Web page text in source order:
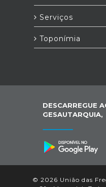
Serviços
Toponímia
DESCARREGUE
GESAUTARQUIA,
© 2026 União das